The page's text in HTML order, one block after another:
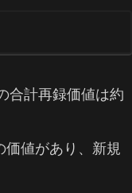
合計再録価値は約
値があり、新規